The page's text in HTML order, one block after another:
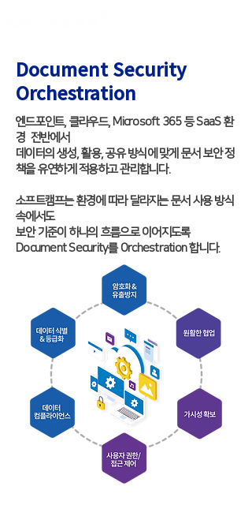
Document Security
Orchestration
엔드포인트, 클라우드, Microsoft 365 등 SaaS 환
경 전반에서
데이터의 생성, 활용, 공유 방식에 맞게 문서 보안 정
책을 유연하게 적용하고 관리합니다.
소프트캠프는 환경에 따라 달라지는 문서 사용 방식
속에서도
보안 기준이 하나의 흐름으로 이어지도록
Document Security를 Orchestration 합니다.